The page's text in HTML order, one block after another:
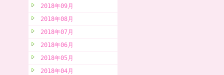
2018年09月
2018年08月
2018年07月
2018年06月
2018年05月
2018年04月